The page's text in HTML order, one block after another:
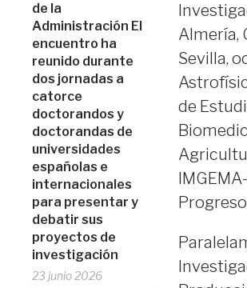
de la
Administración El
encuentro ha
reunido durante
dos jornadas a
catorce
doctorandos y
doctorandas de
universidades
españolas e
internacionales
para presentar y
debatir sus
proyectos de
investigación
23 junio 2026
Almería,
Sevilla,
de